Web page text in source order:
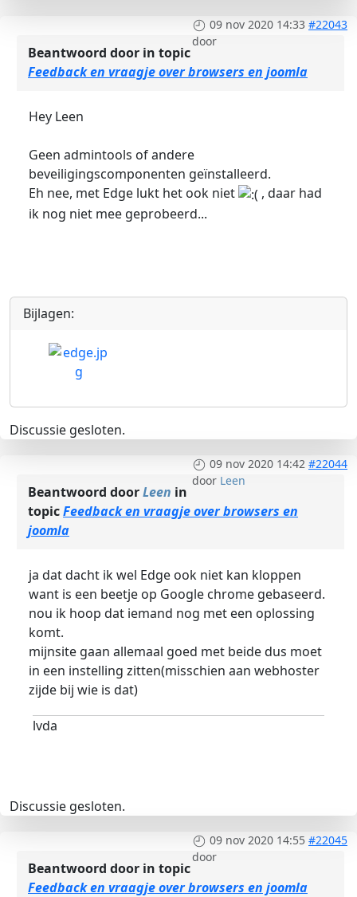
09 nov 2020 14:33 #22043
door
Beantwoord door in topic
Feedback en vraagje over browsers en joomla
Hey Leen
Geen admintools of andere
beveiligingscomponenten geïnstalleerd.
Eh nee, met Edge lukt het ook niet
, daar had
ik nog niet mee geprobeerd...
Bijlagen:
Discussie gesloten.
09 nov 2020 14:42 #22044
door Leen
Beantwoord doorLeen in
topicFeedback en vraagje over browsers en
joomla
ja dat dacht ik wel Edge ook niet kan kloppen
want is een beetje op Google chrome gebaseerd.
nou ik hoop dat iemand nog met een oplossing
komt.
mijnsite gaan allemaal goed met beide dus moet
in een instelling zitten(misschien aan webhoster
zijde bij wie is dat)
lvda
Discussie gesloten.
09 nov 2020 14:55 #22045
door
Beantwoord door in topic
Feedback en vraagje over browsers en joomla